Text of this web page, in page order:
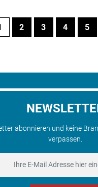
2 3 4 5
abonnieren und keine
verpassen.